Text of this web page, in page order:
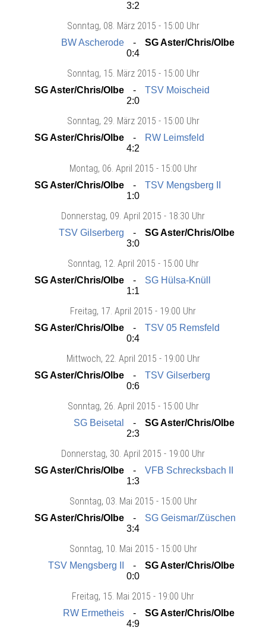
3:2
Sonntag, 08. März 2015 - 15:00 Uhr
BW Ascherode
SG Aster/Chris/Olbe
0:4
Sonntag, 15. März 2015 - 15:00 Uhr
SG Aster/Chris/Olbe
TSV Moischeid
2:0
Sonntag, 29. März 2015 - 15:00 Uhr
SG Aster/Chris/Olbe
RW Leimsfeld
4:2
Montag, 06. April 2015 - 15:00 Uhr
SG Aster/Chris/Olbe
TSV Mengsberg II
1:0
Donnerstag, 09. April 2015 - 18:30 Uhr
TSV Gilserberg
SG Aster/Chris/Olbe
3:0
Sonntag, 12. April 2015 - 15:00 Uhr
SG Aster/Chris/Olbe
SG Hülsa-Knüll
1:1
Freitag, 17. April 2015 - 19:00 Uhr
SG Aster/Chris/Olbe
TSV 05 Remsfeld
0:4
Mittwoch, 22. April 2015 - 19:00 Uhr
SG Aster/Chris/Olbe
TSV Gilserberg
0:6
Sonntag, 26. April 2015 - 15:00 Uhr
SG Beisetal
SG Aster/Chris/Olbe
2:3
Donnerstag, 30. April 2015 - 19:00 Uhr
SG Aster/Chris/Olbe
VFB Schrecksbach II
1:3
Sonntag, 03. Mai 2015 - 15:00 Uhr
SG Aster/Chris/Olbe
SG Geismar/Züschen
3:4
Sonntag, 10. Mai 2015 - 15:00 Uhr
TSV Mengsberg II
SG Aster/Chris/Olbe
0:0
Freitag, 15. Mai 2015 - 19:00 Uhr
RW Ermetheis
SG Aster/Chris/Olbe
4:9